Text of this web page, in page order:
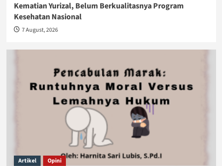
Kematian Yurizal, Belum Berkualitasnya Program
Kesehatan Nasional
7 August, 2026
Artikel Opini